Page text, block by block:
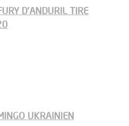
D’ANDURIL TIRE
UKRAINIEN